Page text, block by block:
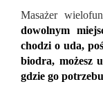
Masażer
dowolnym
chodzi o uda,
biodra, możesz
gdzie go